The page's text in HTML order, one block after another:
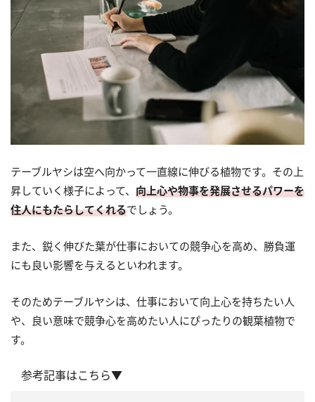
テーブルヤシは空へ向かって一直線に伸びる植物です。その上
昇していく様子によって、 向上心や物事を発展させるパワーを
住人にもたらしてくれるでしょう。
また、鋭く伸びた葉が仕事においての競争心を高め、勝負運
にも良い影響を与えるといわれます。
そのためテーブルヤシは、仕事において向上心を持ちたい人
や、良い意味で競争心を高めたい人にぴったりの観葉植物で
す。
参考記事はこちら▼